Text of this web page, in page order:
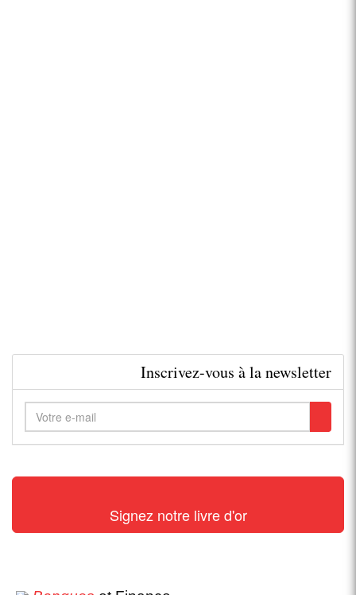
Inscrivez-vous à la newsletter
Signez notre livre d'or